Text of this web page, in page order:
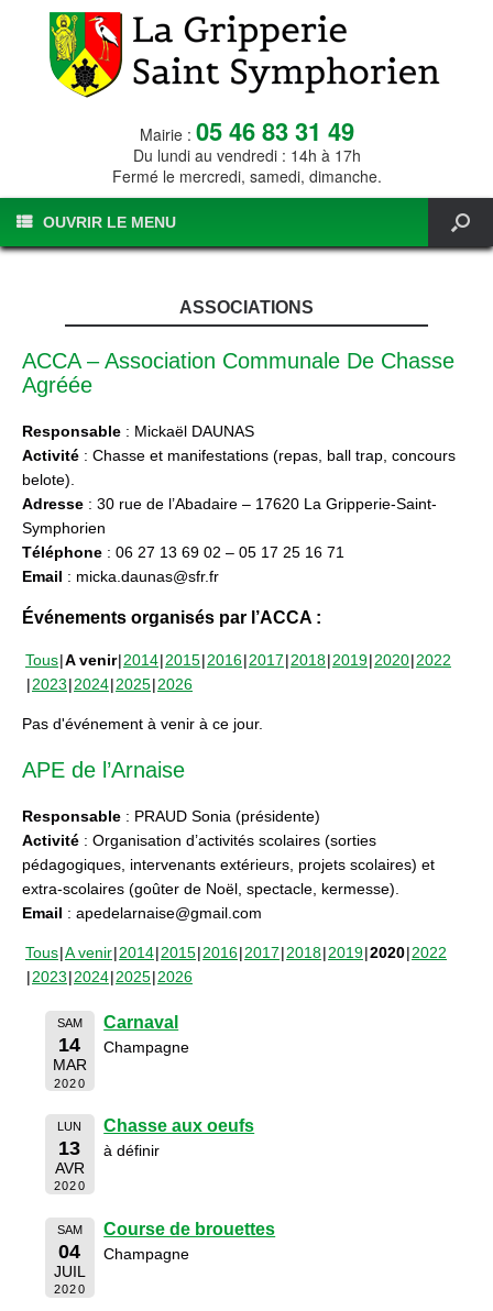
Mairie : 05 46 83 31 49
Du lundi au vendredi : 14h à 17h
Fermé le mercredi, samedi, dimanche.
OUVRIR LE MENU
ASSOCIATIONS
ACCA – Association Communale De Chasse
Agréée
Responsable : Mickaël DAUNAS
Activité : Chasse et manifestations (repas, ball trap, concours
belote).
Adresse : 30 rue de l’Abadaire – 17620 La Gripperie-Saint-
Symphorien
Téléphone : 06 27 13 69 02 – 05 17 25 16 71
Email : micka.daunas@sfr.fr
Événements organisés par l’ACCA :
Tous A venir 2014 2015 2016 2017 2018 2019 2020 2022
2023 2024 2025 2026
Pas d'événement à venir à ce jour.
APE de l’Arnaise
Responsable : PRAUD Sonia (présidente)
Activité : Organisation d’activités scolaires (sorties
pédagogiques, intervenants extérieurs, projets scolaires) et
extra-scolaires (goûter de Noël, spectacle, kermesse).
Email : apedelarnaise@gmail.com
Tous A venir 2014 2015 2016 2017 2018 2019 2020 2022
2023 2024 2025 2026
SAM
14
MAR
2020
Carnaval
Champagne
LUN
13
AVR
2020
Chasse aux oeufs
à définir
SAM
04
JUIL
2020
Course de brouettes
Champagne